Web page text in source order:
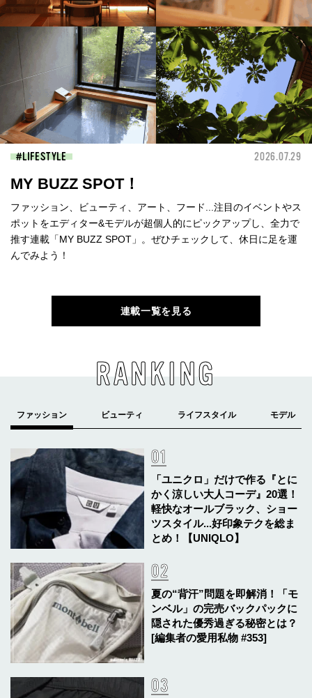
LIFESTYLE 2026.07.29
MY BUZZ SPOT！
ファッション、ビューティ、アート、フード...注目のイベントやス
ポットをエディター&モデルが超個人的にピックアップし、全力で
推す連載「MY BUZZ SPOT」。ぜひチェックして、休日に足を運
んでみよう！
連載一覧を見る
RANKING
「ユニクロ」だけで作る『とに
かく涼しい大人コーデ』20選！
軽快なオールブラック、ショー
ツスタイル...好印象テクを総ま
とめ！【UNIQLO】
夏の“背汗”問題を即解消！「モ
ンベル」の完売バックパックに
隠された優秀過ぎる秘密とは？
[編集者の愛用私物 #353]